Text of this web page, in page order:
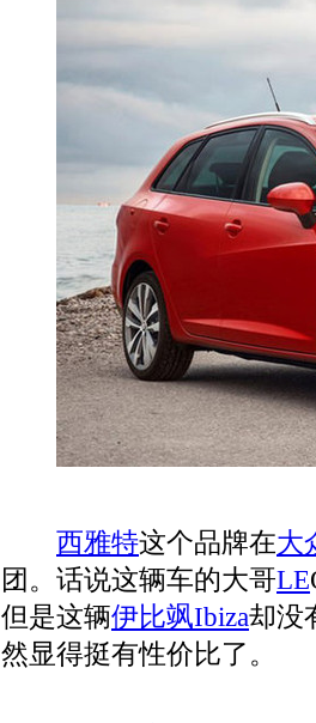
西雅特这个品牌在大
团。话说这辆车的大哥LE
但是这辆伊比飒Ibiza却没
然显得挺有性价比了。